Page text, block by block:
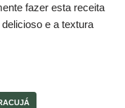
fazer esta receita
e a textura